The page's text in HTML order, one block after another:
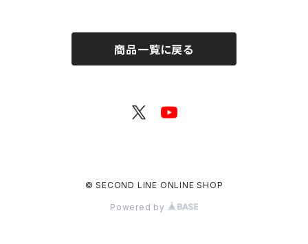
商品一覧に戻る
© SECOND LINE ONLINE SHOP
Powered by